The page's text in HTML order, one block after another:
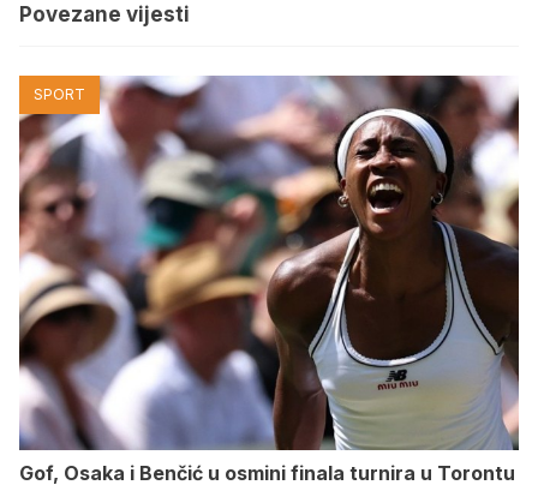
Povezane vijesti
SPORT
Gof, Osaka i Benčić u osmini finala turnira u Torontu